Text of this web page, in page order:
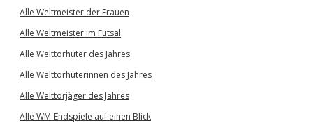
Alle Weltmeister der Frauen
Alle Weltmeister im Futsal
Alle Welttorhüter des Jahres
Alle Welttorhüterinnen des Jahres
Alle Welttorjäger des Jahres
Alle WM-Endspiele auf einen Blick